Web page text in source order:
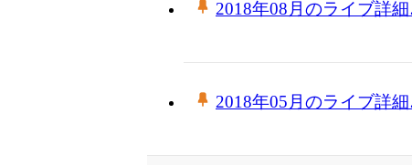
2018年08月のライブ詳細
2018年05月のライブ詳細